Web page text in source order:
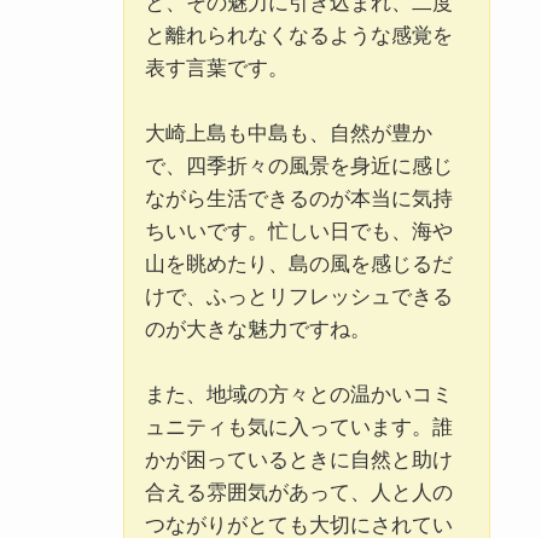
と離れられなくなるような感覚を
表す言葉です。
大崎上島も中島も、自然が豊か
で、四季折々の風景を身近に感じ
ながら生活できるのが本当に気持
ちいいです。忙しい日でも、海や
山を眺めたり、島の風を感じるだ
けで、ふっとリフレッシュできる
のが大きな魅力ですね。
また、地域の方々との温かいコミ
ュニティも気に入っています。誰
かが困っているときに自然と助け
合える雰囲気があって、人と人の
つながりがとても大切にされてい